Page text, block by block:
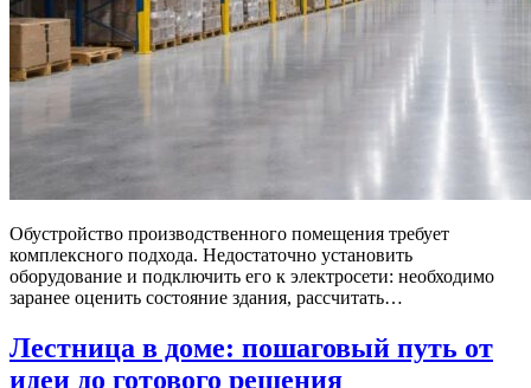
Обустройство производственного помещения требует
комплексного подхода. Недостаточно установить
оборудование и подключить его к электросети: необходимо
заранее оценить состояние здания, рассчитать…
Лестница в доме: пошаговый путь от
идеи до готового решения